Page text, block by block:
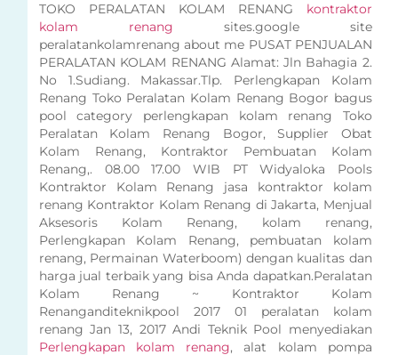
TOKO PERALATAN KOLAM RENANG kontraktor
kolam renang sites.google site
peralatankolamrenang about me PUSAT PENJUALAN
PERALATAN KOLAM RENANG Alamat: Jln Bahagia 2.
No 1.Sudiang. Makassar.Tlp. Perlengkapan Kolam
Renang Toko Peralatan Kolam Renang Bogor bagus
pool category perlengkapan kolam renang Toko
Peralatan Kolam Renang Bogor, Supplier Obat
Kolam Renang, Kontraktor Pembuatan Kolam
Renang,. 08.00 17.00 WIB PT Widyaloka Pools
Kontraktor Kolam Renang jasa kontraktor kolam
renang Kontraktor Kolam Renang di Jakarta, Menjual
Aksesoris Kolam Renang, kolam renang,
Perlengkapan Kolam Renang, pembuatan kolam
renang, Permainan Waterboom) dengan kualitas dan
harga jual terbaik yang bisa Anda dapatkan.Peralatan
Kolam Renang ~ Kontraktor Kolam
Renanganditeknikpool 2017 01 peralatan kolam
renang Jan 13, 2017 Andi Teknik Pool menyediakan
Perlengkapan kolam renang, alat kolam pompa